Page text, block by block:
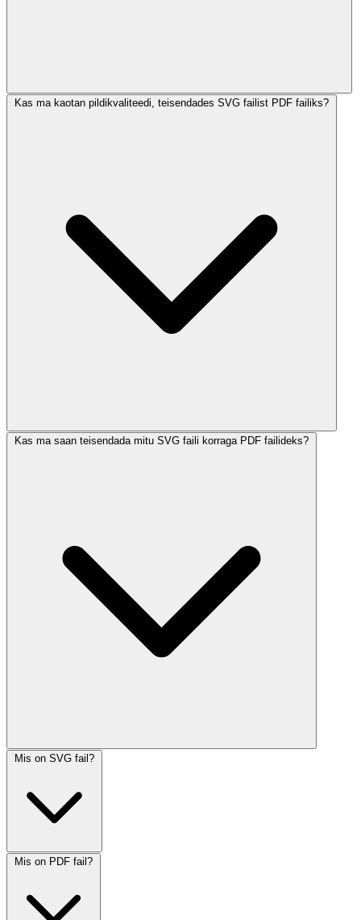
Kas ma kaotan pildikvaliteedi, teisendades SVG failist PDF failiks?
Kas ma saan teisendada mitu SVG faili korraga PDF failideks?
Mis on SVG fail?
Mis on PDF fail?